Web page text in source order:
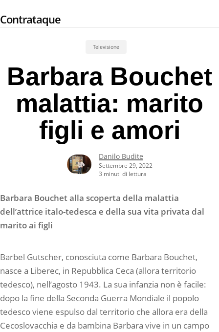
to
Contrataque
Televisione
Barbara Bouchet
malattia: marito
figli e amori
Danilo Budite
Settembre 29, 2022
3 minuti di lettura
Barbara Bouchet alla scoperta della malattia
dell’attrice italo-tedesca e della sua vita privata dal
marito ai figli
Barbel Gutscher, conosciuta come Barbara Bouchet,
nasce a Liberec, in Repubblica Ceca (allora territorio
tedesco), nell’agosto 1943. La sua infanzia non è facile:
dopo la fine della Seconda Guerra Mondiale il popolo
tedesco viene espulso dal territorio che allora era della
Cecoslovacchia e da bambina Barbara vive in un campo